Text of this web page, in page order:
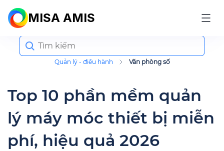
MISA AMIS
Quản lý - điều hành Văn phòng số
Search
for:
Top 10 phần mềm quản
lý máy móc thiết bị miễn
phí, hiệu quả 2026